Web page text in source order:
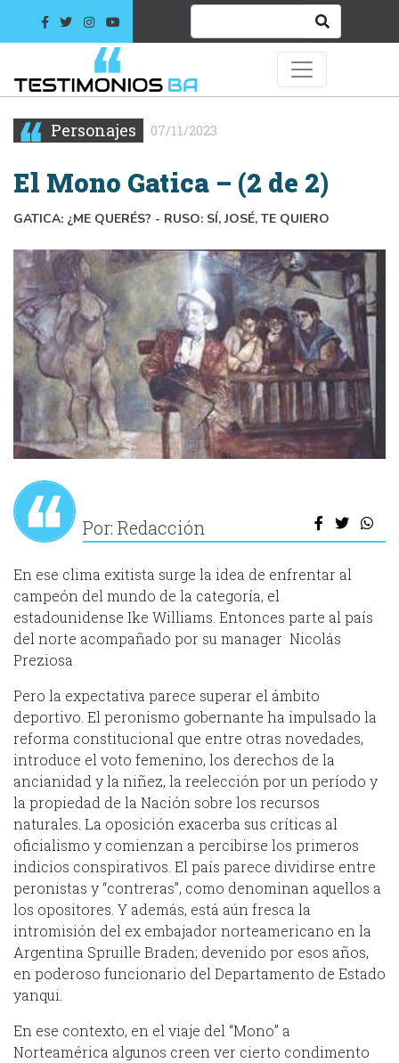
Personajes 07/11/2023
El Mono Gatica – (2 de 2)
GATICA: ¿ME QUERÉS? - RUSO: SÍ, JOSÉ, TE QUIERO
Por: Redacción
En ese clima exitista surge la idea de enfrentar al
campeón del mundo de la categoría, el
estadounidense Ike Williams. Entonces parte al país
del norte acompañado por su manager Nicolás
Preziosa
Pero la expectativa parece superar el ámbito
deportivo. El peronismo gobernante ha impulsado la
reforma constitucional que entre otras novedades,
introduce el voto femenino, los derechos de la
ancianidad y la niñez, la reelección por un período y
la propiedad de la Nación sobre los recursos
naturales. La oposición exacerba sus críticas al
oficialismo y comienzan a percibirse los primeros
indicios conspirativos. El país parece dividirse entre
peronistas y “contreras”, como denominan aquellos a
los opositores. Y además, está aún fresca la
intromisión del ex embajador norteamericano en la
Argentina Spruille Braden; devenido por esos años,
en poderoso funcionario del Departamento de Estado
yanqui.
En ese contexto, en el viaje del “Mono” a
Norteamérica algunos creen ver cierto condimento